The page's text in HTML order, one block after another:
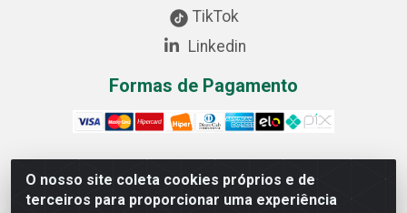
O nosso site coleta cookies próprios e de
terceiros para proporcionar uma experiência
TikTok
Linkedin
Formas de Pagamento
Cofer Importadora e Distribuidora LTDA - Avenida